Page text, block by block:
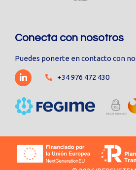
Conecta con nosotros
Puedes ponerte en contacto con
+34 976 472 430